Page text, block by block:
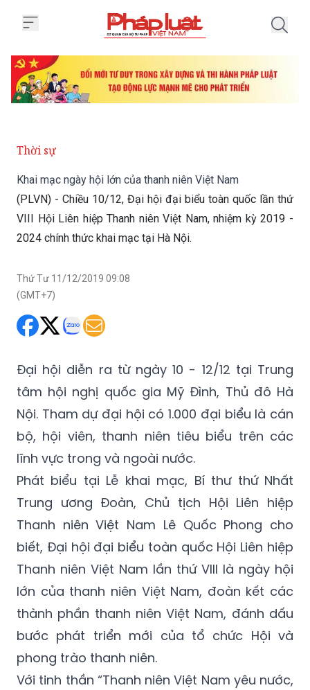
Thời sự
Khai mạc ngày hội lớn của thanh niên Việt Nam
(PLVN) - Chiều 10/12, Đại hội đại biểu toàn quốc lần thứ
VIII Hội Liên hiệp Thanh niên Việt Nam, nhiệm kỳ 2019 -
2024 chính thức khai mạc tại Hà Nội.
Thứ Tư 11/12/2019 09:08
(GMT+7)
Đại hội diễn ra từ ngày 10 - 12/12 tại Trung
tâm hội nghị quốc gia Mỹ Đình, Thủ đô Hà
Nội. Tham dự đại hội có 1.000 đại biểu là cán
bộ, hội viên, thanh niên tiêu biểu trên các
lĩnh vực trong và ngoài nước.
Phát biểu tại Lễ khai mạc, Bí thư thứ Nhất
Trung ương Đoàn, Chủ tịch Hội Liên hiệp
Thanh niên Việt Nam Lê Quốc Phong cho
biết, Đại hội đại biểu toàn quốc Hội Liên hiệp
Thanh niên Việt Nam lần thứ VIII là ngày hội
lớn của thanh niên Việt Nam, đoàn kết các
thành phần thanh niên Việt Nam, đánh dấu
bước phát triển mới của tổ chức Hội và
phong trào thanh niên.
Với tinh thần “Thanh niên Việt Nam yêu nước,